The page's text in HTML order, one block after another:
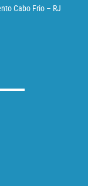
Cabo Frio – RJ